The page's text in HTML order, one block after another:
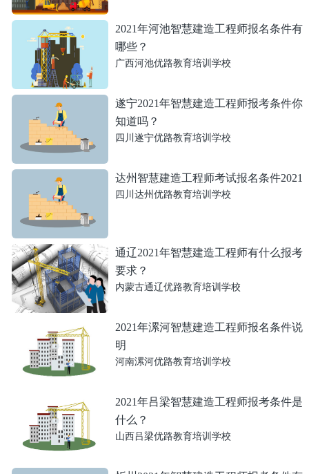
2021年河池智慧建造工程师报名条件有
哪些？
广西河池优路教育培训学校
遂宁2021年智慧建造工程师报考条件你
知道吗？
四川遂宁优路教育培训学校
达州智慧建造工程师考试报名条件2021
四川达州优路教育培训学校
通辽2021年智慧建造工程师有什么报考
要求？
内蒙古通辽优路教育培训学校
2021年漯河智慧建造工程师报名条件说
明
河南漯河优路教育培训学校
2021年吕梁智慧建造工程师报考条件是
什么？
山西吕梁优路教育培训学校